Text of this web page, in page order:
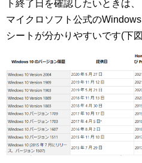
ト終了日を確認したいときは、
マイクロソフト公式の
シートが分かりやすいです(下